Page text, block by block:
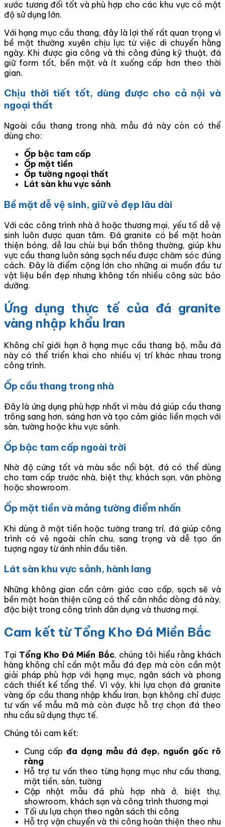
xước tương đối tốt và phù hợp cho các khu vực có mật
độ sử dụng lớn.
Với hạng mục cầu thang, đây là lợi thế rất quan trọng vì
bề mặt thường xuyên chịu lực từ việc di chuyển hằng
ngày. Khi được gia công và thi công đúng kỹ thuật, đá
giữ form tốt, bền mặt và ít xuống cấp hơn theo thời
gian.
Chịu thời tiết tốt, dùng được cho cả nội và
ngoại thất
Ngoài cầu thang trong nhà, mẫu đá này còn có thể
dùng cho:
Ốp bậc tam cấp
Ốp mặt tiền
Ốp tường ngoại thất
Lát sàn khu vực sảnh
Bề mặt dễ vệ sinh, giữ vẻ đẹp lâu dài
Với các công trình nhà ở hoặc thương mại, yếu tố dễ vệ
sinh luôn được quan tâm. Đá granite có bề mặt hoàn
thiện bóng, dễ lau chùi bụi bẩn thông thường, giúp khu
vực cầu thang luôn sáng sạch nếu được chăm sóc đúng
cách. Đây là điểm cộng lớn cho những ai muốn đầu tư
vật liệu bền đẹp nhưng không tốn nhiều công sức bảo
dưỡng.
Ứng dụng thực tế của đá granite
vàng nhập khẩu Iran
Không chỉ giới hạn ở hạng mục cầu thang bộ, mẫu đá
này có thể triển khai cho nhiều vị trí khác nhau trong
công trình.
Ốp cầu thang trong nhà
Đây là ứng dụng phù hợp nhất vì màu đá giúp cầu thang
trông sang hơn, sáng hơn và tạo cảm giác liền mạch với
sàn, tường hoặc khu vực sảnh.
Ốp bậc tam cấp ngoài trời
Nhờ độ cứng tốt và màu sắc nổi bật, đá có thể dùng
cho tam cấp trước nhà, biệt thự, khách sạn, văn phòng
hoặc showroom.
Ốp mặt tiền và mảng tường điểm nhấn
Khi dùng ở mặt tiền hoặc tường trang trí, đá giúp công
trình có vẻ ngoài chỉn chu, sang trọng và dễ tạo ấn
tượng ngay từ ánh nhìn đầu tiên.
Lát sàn khu vực sảnh, hành lang
Những không gian cần cảm giác cao cấp, sạch sẽ và
bền mặt hoàn thiện cũng có thể cân nhắc dòng đá này,
đặc biệt trong công trình dân dụng và thương mại.
Cam kết từ Tổng Kho Đá Miền Bắc
Tại Tổng Kho Đá Miền Bắc, chúng tôi hiểu rằng khách
hàng không chỉ cần một mẫu đá đẹp mà còn cần một
giải pháp phù hợp với hạng mục, ngân sách và phong
cách thiết kế tổng thể. Vì vậy, khi lựa chọn đá granite
vàng ốp cầu thang nhập khẩu Iran, bạn không chỉ được
tư vấn về mẫu mã mà còn được hỗ trợ chọn đá theo
nhu cầu sử dụng thực tế.
Chúng tôi cam kết:
Cung cấp đa dạng mẫu đá đẹp, nguồn gốc rõ
ràng
Hỗ trợ tư vấn theo từng hạng mục như cầu thang,
mặt tiền, sàn, tường
Cập nhật mẫu đá phù hợp nhà ở, biệt thự,
showroom, khách sạn và công trình thương mại
Tối ưu lựa chọn theo ngân sách thi công
Hỗ trợ vận chuyển và thi công hoàn thiện theo nhu